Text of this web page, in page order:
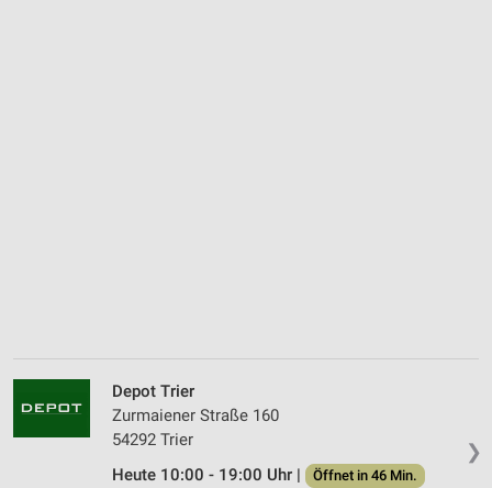
❯
Depot Trier
Zurmaiener Straße 160
54292 Trier
Heute 10:00 - 19:00 Uhr |
Öffnet in 46 Min.